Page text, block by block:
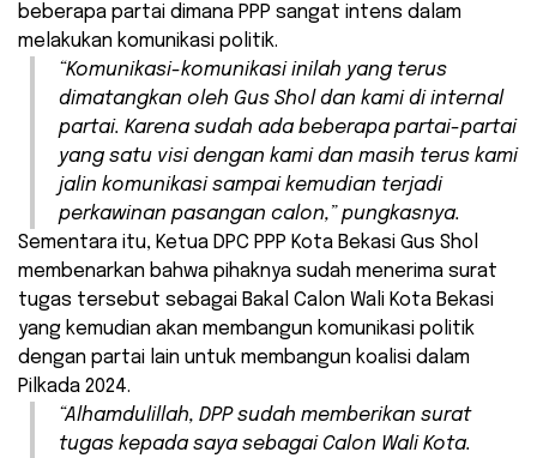
beberapa partai dimana PPP sangat intens dalam
melakukan komunikasi politik.
“Komunikasi-komunikasi inilah yang terus
dimatangkan oleh Gus Shol dan kami di internal
partai. Karena sudah ada beberapa partai-partai
yang satu visi dengan kami dan masih terus kami
jalin komunikasi sampai kemudian terjadi
perkawinan pasangan calon,” pungkasnya.
Sementara itu, Ketua DPC PPP Kota Bekasi Gus Shol
membenarkan bahwa pihaknya sudah menerima surat
tugas tersebut sebagai Bakal Calon Wali Kota Bekasi
yang kemudian akan membangun komunikasi politik
dengan partai lain untuk membangun koalisi dalam
Pilkada 2024.
“Alhamdulillah, DPP sudah memberikan surat
tugas kepada saya sebagai Calon Wali Kota.